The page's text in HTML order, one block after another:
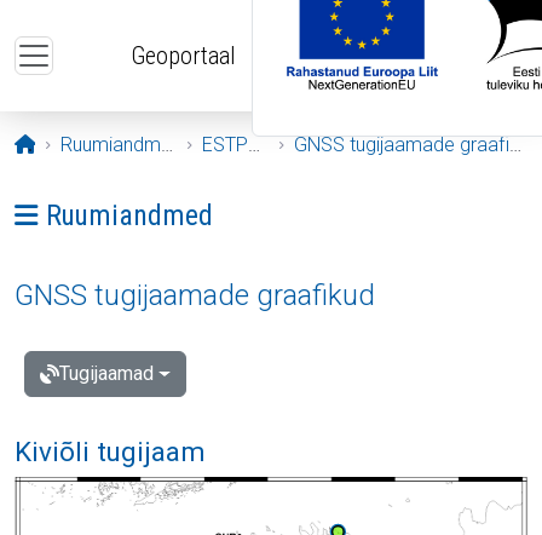
Geoportaal
Avaleht
Ruumiandmed ESTPOS GNSS tugijaamade graafikud
Ava menüü: Ruumiandmed
Ruumiandmed
GNSS tugijaamade graafikud
Tugijaamad
Kiviõli tugijaam